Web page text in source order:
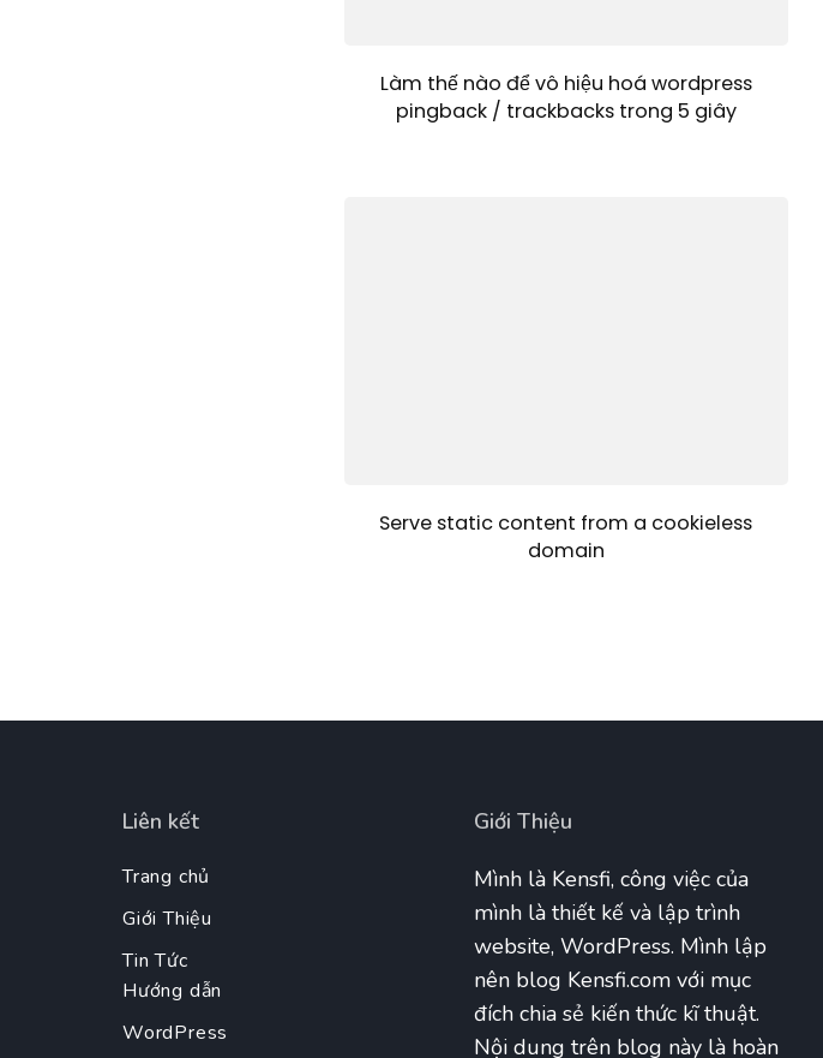
Làm thế nào để vô hiệu hoá wordpress
pingback / trackbacks trong 5 giây
Serve static content from a cookieless
domain
Liên kết
Trang chủ
Giới Thiệu
Tin Tức
Hướng dẫn
WordPress
Giới Thiệu
Mình là Kensfi, công việc của
mình là thiết kế và lập trình
website, WordPress. Mình lập
nên blog Kensfi.com với mục
đích chia sẻ kiến thức kĩ thuật.
Nội dung trên blog này là hoàn